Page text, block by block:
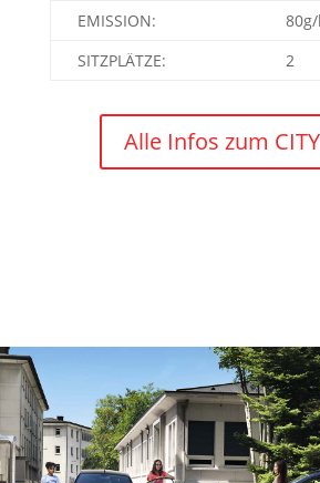
EMISSION:
SITZPLÄTZE:
2
Alle Infos zum